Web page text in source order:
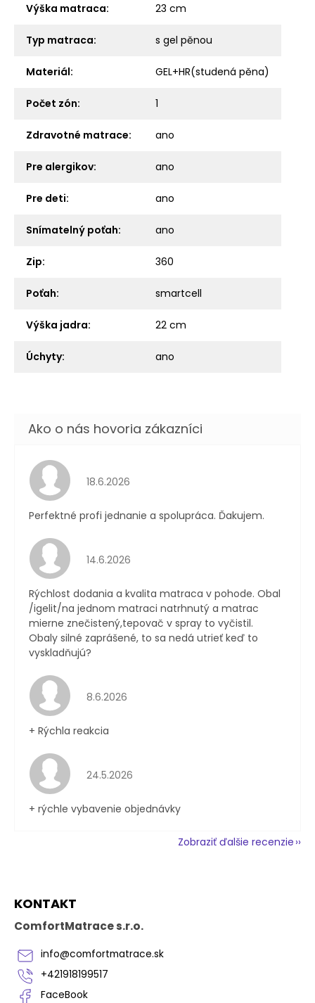
Výška matraca: 23 cm
Typ matraca: s gel pěnou
Materiál: GEL+HR(studená pěna)
Počet zón: 1
Zdravotné matrace: ano
Pre alergikov: ano
Pre deti: ano
Snímatelný poťah: ano
Zip: 360
Poťah: smartcell
Výška jadra: 22 cm
Úchyty: ano
Hodnotenie obchodu je 5 z 5 hviezdičiek.
18.6.2026
Perfektné profi jednanie a spolupráca. Ďakujem.
Hodnotenie obchodu je 4 z 5 hviezdičiek.
14.6.2026
Rýchlost dodania a kvalita matraca v pohode. Obal
/igelit/na jednom matraci natrhnutý a matrac
mierne znečistený,tepovač v spray to vyčistil.
Obaly silné zaprášené, to sa nedá utrieť keď to
vyskladňujú?
Hodnotenie obchodu je 4 z 5 hviezdičiek.
8.6.2026
+ Rýchla reakcia
Hodnotenie obchodu je 5 z 5 hviezdičiek.
24.5.2026
+ rýchle vybavenie objednávky
Zobraziť ďalšie recenzie
KONTAKT
ComfortMatrace s.r.o.
info@comfortmatrace.sk
+421918199517
FaceBook